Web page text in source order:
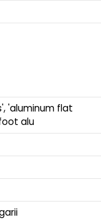
'aluminum flat
alu